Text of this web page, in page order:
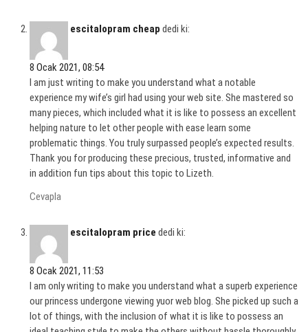
escitalopram cheap dedi ki:
8 Ocak 2021, 08:54
I am just writing to make you understand what a notable
experience my wife’s girl had using your web site. She mastered so
many pieces, which included what it is like to possess an excellent
helping nature to let other people with ease learn some
problematic things. You truly surpassed people’s expected results.
Thank you for producing these precious, trusted, informative and
in addition fun tips about this topic to Lizeth.
Cevapla
escitalopram price dedi ki:
8 Ocak 2021, 11:53
I am only writing to make you understand what a superb experience
our princess undergone viewing yuor web blog. She picked up such a
lot of things, with the inclusion of what it is like to possess an